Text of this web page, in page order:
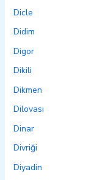
Dicle
Didim
Digor
Dikili
Dikmen
Dilovası
Dinar
Divriği
Diyadin